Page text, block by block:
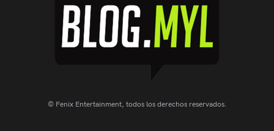
© Fenix Entertainment, todos los derechos reservados.